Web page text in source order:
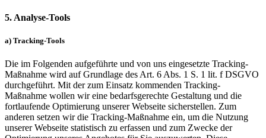
5. Analyse-Tools
a) Tracking-Tools
Die im Folgenden aufgeführte und von uns eingesetzte Tracking-
Maßnahme wird auf Grundlage des Art. 6 Abs. 1 S. 1 lit. f DSGVO
durchgeführt. Mit der zum Einsatz kommenden Tracking-
Maßnahme wollen wir eine bedarfsgerechte Gestaltung und die
fortlaufende Optimierung unserer Webseite sicherstellen. Zum
anderen setzen wir die Tracking-Maßnahme ein, um die Nutzung
unserer Webseite statistisch zu erfassen und zum Zwecke der